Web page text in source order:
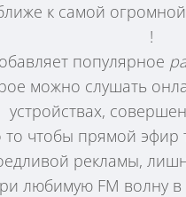
к самой
!
популярное
можно слушать
устройствах,
чтобы прямой эфир
рекламы,
любимую FM волну